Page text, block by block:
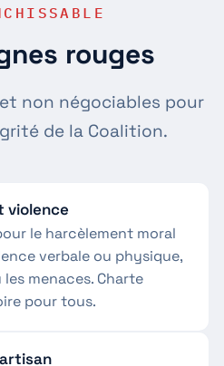
rouges
non négociables pour
de la Coalition.
violence
le harcèlement moral
verbale ou physique,
menaces. Charte
pour tous.